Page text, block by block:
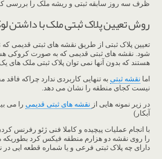
ظرف سه روز سابقه ثبتی و ریشه ملک را بررسی
روش تعیین پلاک ثبتی ملک با داشتن
تعیین پلاک ثبتی از طریق نقشه های ثبتی قدیمی
شود. نقشه های ثبتی قدیمی که به صورت کروکی
هستند که بدون آنها نمی توان پلاک ثبتی ملک های
اما نقشه ثبتی به تنهایی کاربردی ندارد چراکه
نیست کجای منطقه را نشان می دهد.
در زیر نمونه هایی از نقشه های ثبتی قدیمی را می
آبکار)
با انجام عملیات پیچیده و کاملا فنی ژئو رفرنس
را روی نقشه دو هزارم منطقه فیکس کرد
دارای چه پلاک ثبتی فرعی و یا شماره قطعه ایی